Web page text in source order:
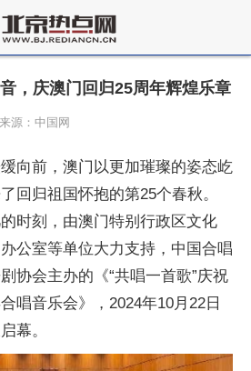
，庆澳门回归25周年辉煌乐章
源：中国网
向前，澳门以更加璀璨的姿态屹
回归祖国怀抱的第25个春秋。
时刻，由澳门特别行政区文化
公室等单位大力支持，中国合唱
协会主办的《“共唱一首歌”庆祝
合唱音乐会》，2024年10月22日
幕。